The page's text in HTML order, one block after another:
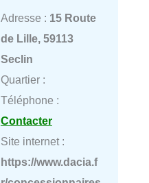
Adresse : 15 Route
de Lille, 59113
Seclin
Quartier :
Téléphone :
Contacter
Site internet :
https://www.dacia.f